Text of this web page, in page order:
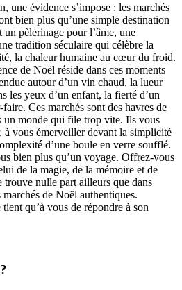
une évidence s’impose : les marchés
bien plus qu’une simple destination
pèlerinage pour l’âme, une
tradition séculaire qui célèbre la
la chaleur humaine au cœur du froid.
de Noël réside dans ces moments
autour d’un vin chaud, la lueur
les yeux d’un enfant, la fierté d’un
Ces marchés sont des havres de
un monde qui file trop vite. Ils vous
à vous émerveiller devant la simplicité
d’une boule en verre soufflé.
bien plus qu’un voyage. Offrez-vous
de la magie, de la mémoire et de
trouve nulle part ailleurs que dans
de Noël authentiques.
qu’à vous de répondre à son